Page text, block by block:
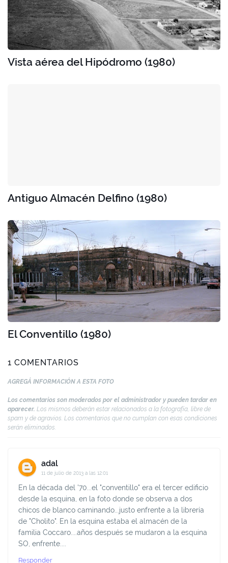
Vista aérea del Hipódromo (1980)
Antiguo Almacén Delfino (1980)
El Conventillo (1980)
1 COMENTARIOS
AGREGÁ INFORMACIÓN A ESTA FOTO
Los comentarios son moderados por el administrador y pueden tardar en
aparecer. Los mismos deberán estar relacionados a la fotografía, libre de
spam y de agravios. Los comentarios que no cumplan con esas condiciones
serán eliminados.
adal
11 de julio de 2013 a las 12:01
En la década del '70...el "conventillo" era el tercer edificio
desde la esquina, en la foto donde se observa a dos
chicos de blanco caminando...justo enfrente a la librería
de "Cholito". En la esquina estaba el almacén de la
familia Coccaro....años después se mudaron a la esquina
SO, enfrente....
Responder